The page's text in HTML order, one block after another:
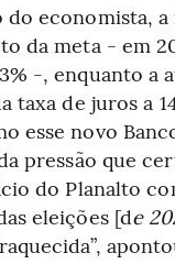
do economista,
da meta - em
-, enquanto a
taxa de juros a
esse novo
pressão que
do Planalto
eleições [de